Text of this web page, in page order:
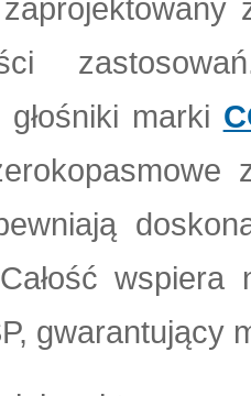
marki
gwarantujący